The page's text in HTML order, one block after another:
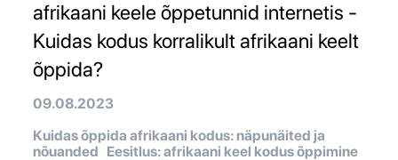
afrikaani keele õppetunnid internetis -
Kuidas kodus korralikult afrikaani keelt
õppida?
09.08.2023
Kuidas õppida afrikaani kodus: näpunäited ja
nõuanded Eesitlus: afrikaani keel kodus õppimine